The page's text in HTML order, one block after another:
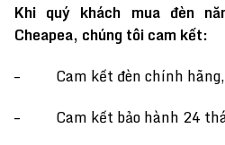
Khi quý khách mua đèn
Cheapea, chúng tôi cam kết:
– Cam kết đèn chính hãng,
– Cam kết bảo hành 24